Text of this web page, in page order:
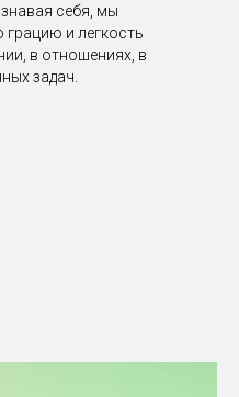
себя, мы
и легкость
в отношениях, в
задач.